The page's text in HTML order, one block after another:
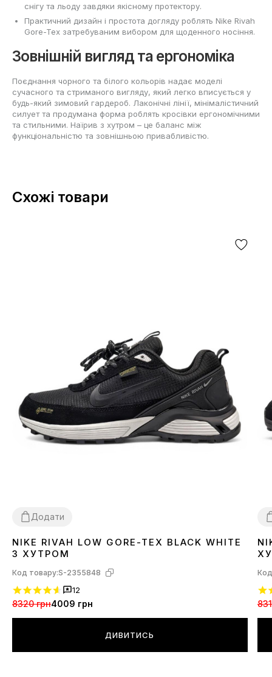
снігу та льоду завдяки якісному протектору.
Практичний дизайн і простота догляду роблять Nike Rivah
Gore-Tex затребуваним вибором для щоденного носіння.
Зовнішній вигляд та ергономіка
Поєднання чорного та білого кольорів надає моделі
сучасного та стриманого вигляду, який легко вписується у
будь-який зимовий гардероб. Лаконічні лінії, мінімалістичний
силует та продумана форма роблять кросівки ергономічними
та стильними. Наїрив з хутром – це баланс між
функціональністю та зовнішньою привабливістю.
Схожі товари
Додати
4445 46
NIKE RIVAH LOW GORE-TEX BLACK WHITE
З ХУТРОМ
Код товару:S-2355848
12
8320 грн4009 грн
ДИВИТИСЬ